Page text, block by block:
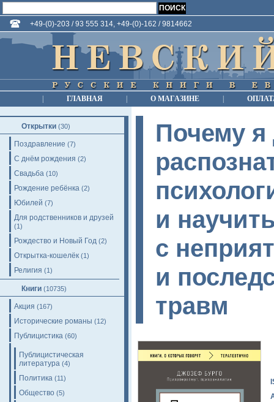
+49-(0)-203 / 93 555 314, +49-(0)-162 / 9814662
ГЛАВНАЯ О МАГАЗИНЕ
Открытки (30)
Поздравление (7)
С днём рождения (2)
Свадьба (10)
Рождение ребёнка (2)
Юбилей (7)
Для родственников и друзей
(1)
Рождество и Новый Год (2)
Открытка-кошелёк (1)
Религия (1)
Книги (10735)
Акция (167)
Исторические романы (12)
Публицистика (60)
Публицистическая
литература (4)
Политика (11)
Общество (5)
Почему я
и
с
и
травм